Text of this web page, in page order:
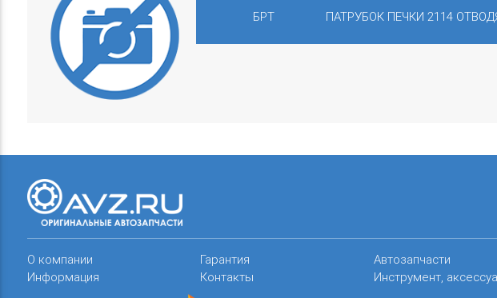
Basket.php БРТ ПАТРУБОК ПЕЧКИ 2114
О компании
Информация
Гарантия
Контакты
Автозапчасти
Инструмент,